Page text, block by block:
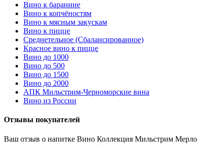
Вино к баранине
Вино к копчёностям
Вино к мясным закускам
Вино к пицце
Среднетельное (Сбалансированное)
Красное вино к пицце
Вино до 1000
Вино до 500
Вино до 1500
Вино до 2000
АПК Мильстрим-Черноморские вина
Вино из России
Отзывы покупателей
Ваш отзыв о напитке Вино Коллекция Мильстрим Мерло